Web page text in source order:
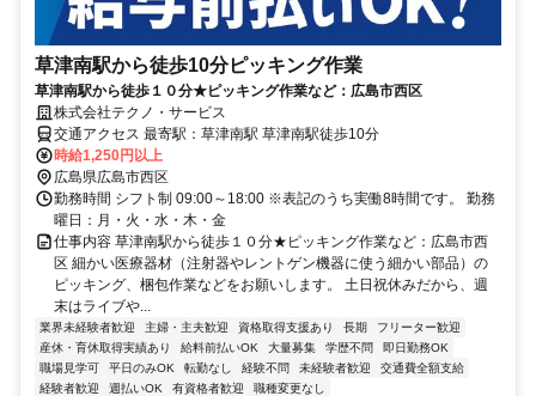
草津南駅から徒歩10分ピッキング作業
草津南駅から徒歩１０分★ピッキング作業など：広島市西区
株式会社テクノ・サービス
交通アクセス 最寄駅：草津南駅 草津南駅徒歩10分
時給1,250円以上
広島県広島市西区
勤務時間 シフト制 09:00～18:00 ※表記のうち実働8時間です。 勤務
曜日：月・火・水・木・金
仕事内容 草津南駅から徒歩１０分★ピッキング作業など：広島市西
区 細かい医療器材（注射器やレントゲン機器に使う細かい部品）の
ピッキング、梱包作業などをお願いします。 土日祝休みだから、週
末はライブや...
業界未経験者歓迎 主婦・主夫歓迎 資格取得支援あり 長期
フリーター歓迎
産休・育休取得実績あり
給料前払いOK 大量募集 学歴不問
即日勤務OK
職場見学可
平日のみOK 転勤なし 経験不問 未経験者歓迎
交通費全額支給
経験者歓迎
週払いOK 有資格者歓迎 職種変更なし